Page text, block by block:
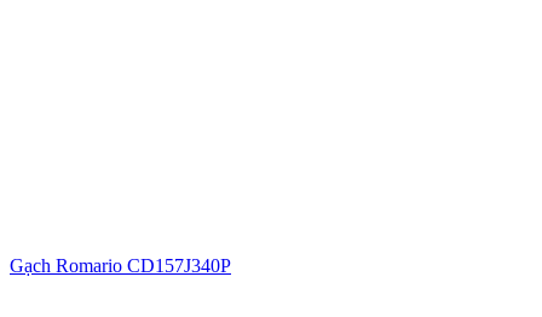
Gạch Romario CD157J340P